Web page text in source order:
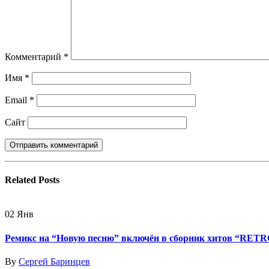
Комментарий *
Имя *
Email *
Сайт
Related Posts
02 Янв
Ремикс на “Новую песню” включён в сборник хитов
By Сергей Баринцев